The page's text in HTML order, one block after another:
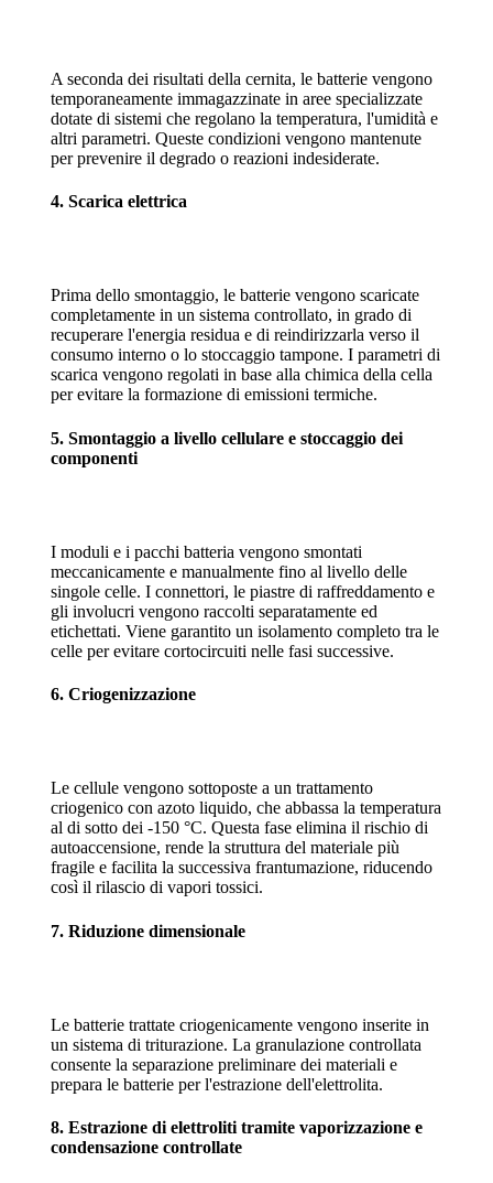
A seconda dei risultati della cernita, le batterie vengono
temporaneamente immagazzinate in aree specializzate
dotate di sistemi che regolano la temperatura, l'umidità e
altri parametri. Queste condizioni vengono mantenute
per prevenire il degrado o reazioni indesiderate.
4. Scarica elettrica
Prima dello smontaggio, le batterie vengono scaricate
completamente in un sistema controllato, in grado di
recuperare l'energia residua e di reindirizzarla verso il
consumo interno o lo stoccaggio tampone. I parametri di
scarica vengono regolati in base alla chimica della cella
per evitare la formazione di emissioni termiche.
5. Smontaggio a livello cellulare e stoccaggio dei
componenti
I moduli e i pacchi batteria vengono smontati
meccanicamente e manualmente fino al livello delle
singole celle. I connettori, le piastre di raffreddamento e
gli involucri vengono raccolti separatamente ed
etichettati. Viene garantito un isolamento completo tra le
celle per evitare cortocircuiti nelle fasi successive.
6. Criogenizzazione
Le cellule vengono sottoposte a un trattamento
criogenico con azoto liquido, che abbassa la temperatura
al di sotto dei -150 °C. Questa fase elimina il rischio di
autoaccensione, rende la struttura del materiale più
fragile e facilita la successiva frantumazione, riducendo
così il rilascio di vapori tossici.
7. Riduzione dimensionale
Le batterie trattate criogenicamente vengono inserite in
un sistema di triturazione. La granulazione controllata
consente la separazione preliminare dei materiali e
prepara le batterie per l'estrazione dell'elettrolita.
8. Estrazione di elettroliti tramite vaporizzazione e
condensazione controllate